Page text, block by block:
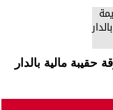
مالية بالدار